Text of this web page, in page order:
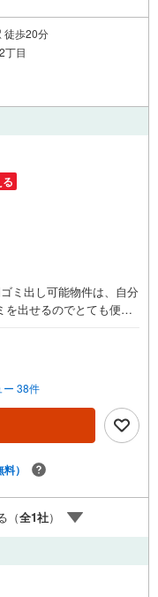
徒歩20分
丁目
ミ出し可能物件は、自分
を出せるのでとても便利
備が付いており、防犯
室です。駅から徒歩12
ザインでゆとりのある
～21:00】人気物件は
、お早めにお電話下さ
タンよりご予約頂くとご
プランのシミュレーショ
件をご紹介させて頂きま
介可能ですのでお気軽に
いますので、お車での
ー 38件
）
（全1社）